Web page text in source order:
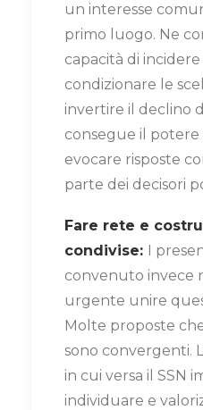
un interesse
primo luogo. Ne
capacità di incidere
condizionare le
invertire il declino
consegue il
evocare risposte
parte dei decisori
Fare rete e
condivise: I
convenuto invece
urgente unire
Molte proposte
sono convergenti.
in cui versa il SSN
individuare e